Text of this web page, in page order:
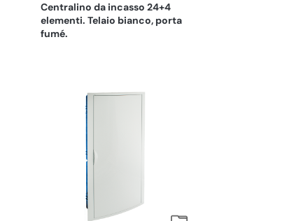
Centralino da incasso 24+4
elementi. Telaio bianco, porta
fumé.